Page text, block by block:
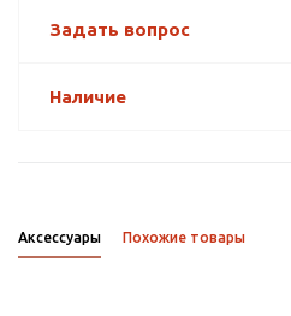
Задать вопрос
Наличие
Аксессуары Похожие товары